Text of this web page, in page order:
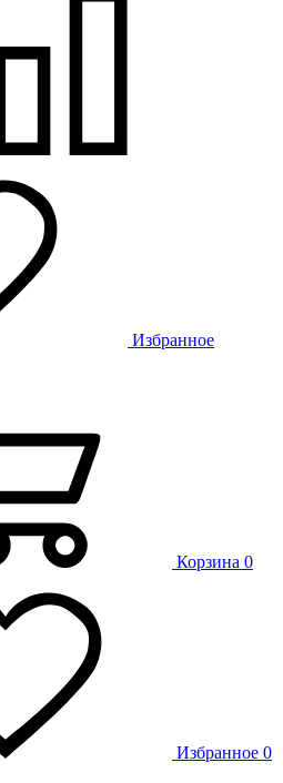
Избранное
Корзина 0
Избранное 0